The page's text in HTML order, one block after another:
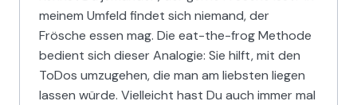
meinem Umfeld findet sich niemand, der
Frösche essen mag. Die eat-the-frog Methode
bedient sich dieser Analogie: Sie hilft, mit den
ToDos umzugehen, die man am liebsten liegen
lassen würde. Vielleicht hast Du auch immer mal